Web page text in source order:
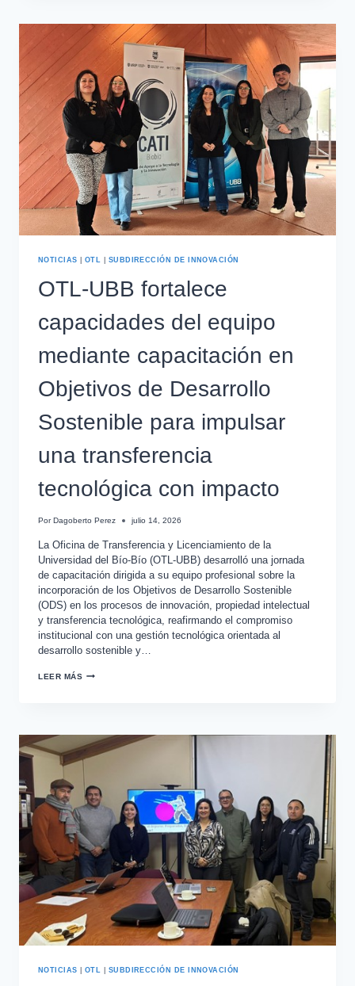
NOTICIAS |OTL SUBDIRECCIÓN DE INNOVACIÓN
OTL-UBB fortalece
capacidades del equipo
mediante capacitación en
Objetivos de Desarrollo
Sostenible para impulsar
una transferencia
tecnológica con impacto
Por Dagoberto Perez julio 14, 2026
La Oficina de Transferencia y Licenciamiento de la
Universidad del Bío-Bío (OTL-UBB) desarrolló una jornada
de capacitación dirigida a su equipo profesional sobre la
incorporación de los Objetivos de Desarrollo Sostenible
(ODS) en los procesos de innovación, propiedad intelectual
y transferencia tecnológica, reafirmando el compromiso
institucional con una gestión tecnológica orientada al
desarrollo sostenible y…
LEER MÁS
NOTICIAS |OTL SUBDIRECCIÓN DE INNOVACIÓN